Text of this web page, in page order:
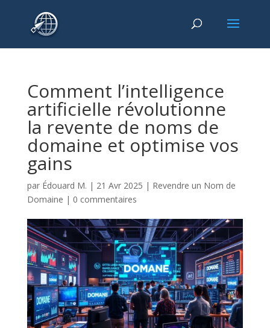
Comment l’intelligence
artificielle révolutionne
la revente de noms de
domaine et optimise vos
gains
par Édouard M. | 21 Avr 2025 | Revendre un Nom de
Domaine | 0 commentaires